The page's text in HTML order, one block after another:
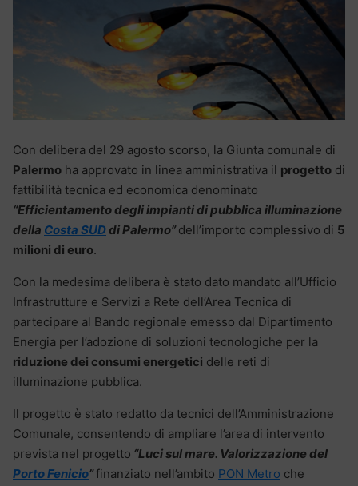
Con delibera del 29 agosto scorso, la Giunta comunale di
Palermo ha approvato in linea amministrativa il progetto di
fattibilità tecnica ed economica denominato
“Efficientamento degli impianti di pubblica illuminazione
della Costa SUDdi Palermo” dell’importo complessivo di 5
milioni di euro.
Con la medesima delibera è stato dato mandato all’Ufficio
Infrastrutture e Servizi a Rete dell’Area Tecnica di
partecipare al Bando regionale emesso dal Dipartimento
Energia per l’adozione di soluzioni tecnologiche per la
riduzione dei consumi energetici delle reti di
illuminazione pubblica.
Il progetto è stato redatto da tecnici dell’Amministrazione
Comunale, consentendo di ampliare l’area di intervento
prevista nel progetto “Luci sul mare. Valorizzazione del
Porto Fenicio”finanziato nell’ambito PON Metro che